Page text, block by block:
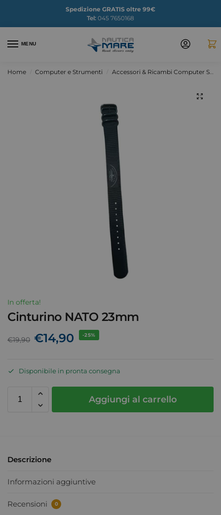
Spedizione GRATIS oltre 99€
Tel: 045 7650168
MENU
Home Computer e Strumenti Accessori & Ricambi Computer Sub
In offerta!
Cinturino NATO 23mm
€19,90 €14,90 -25%
Disponibile in pronta consegna
Aggiungi al carrello
Descrizione
Informazioni aggiuntive
Recensioni 0